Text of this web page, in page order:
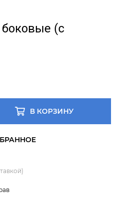
боковые (с
В КОРЗИНУ